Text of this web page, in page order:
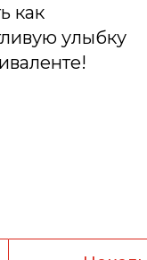
как
улыбку